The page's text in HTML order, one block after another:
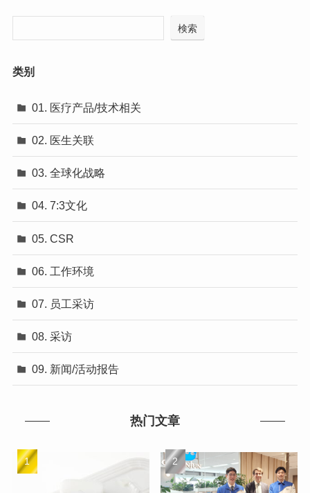
検索
类别
01. 医疗产品/技术相关
02. 医生关联
03. 全球化战略
04. 7:3文化
05. CSR
06. 工作环境
07. 员工采访
08. 采访
09. 新闻/活动报告
热门文章